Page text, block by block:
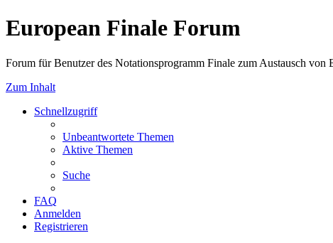
European Finale Forum
Forum für Benutzer des Notationsprogramm Finale zum Austausch von
Zum Inhalt
Schnellzugriff
Unbeantwortete Themen
Aktive Themen
Suche
FAQ
Anmelden
Registrieren